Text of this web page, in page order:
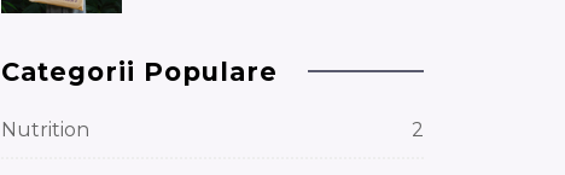
Categorii Populare
Nutrition 2